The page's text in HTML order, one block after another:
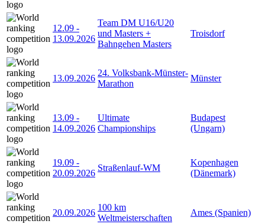
12.09 -
13.09.2026
Team DM U16/U20
und Masters +
Bahngehen Masters
Troisdorf
13.09.2026
24. Volksbank-Münster-
Marathon
Münster
13.09 -
14.09.2026
Ultimate
Championships
Budapest
(Ungarn)
19.09 -
20.09.2026
Straßenlauf-WM
Kopenhagen
(Dänemark)
20.09.2026
100 km
Weltmeisterschaften
Ames (Spanien)